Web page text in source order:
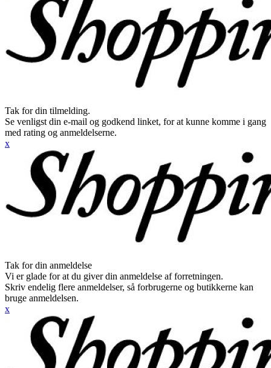
Tak for din tilmelding.
Se venligst din e-mail og godkend linket, for at kunne komme i gang
med rating og anmeldelserne.
x
Tak for din anmeldelse
Vi er glade for at du giver din anmeldelse af forretningen.
Skriv endelig flere anmeldelser, så forbrugerne og butikkerne kan
bruge anmeldelsen.
x